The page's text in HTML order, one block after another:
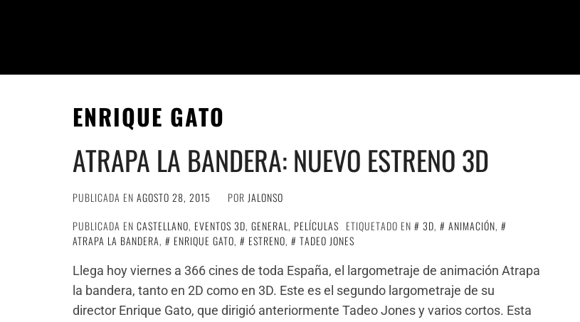
ENRIQUE GATO
ATRAPA LA BANDERA: NUEVO ESTRENO 3D
PUBLICADA EN AGOSTO 28, 2015 POR JALONSO
PUBLICADA EN CASTELLANO, EVENTOS 3D, GENERAL, PELÍCULAS ETIQUETADO EN 3D, ANIMACIÓN,
ATRAPA LA BANDERA, ENRIQUE GATO, ESTRENO,
TADEO JONES
Llega hoy viernes a 366 cines de toda España, el largometraje de animación Atrapa
la bandera, tanto en 2D como en 3D. Este es el segundo largometraje de su
director Enrique Gato, que dirigió anteriormente Tadeo Jones y varios cortos. Esta